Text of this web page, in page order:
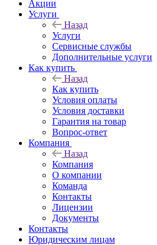
Акции
Услуги
Назад
Услуги
Сервисные службы
Дополнительные услуги
Как купить
Назад
Как купить
Условия оплаты
Условия доставки
Гарантия на товар
Вопрос-ответ
Компания
Назад
Компания
О компании
Команда
Контакты
Лицензии
Документы
Контакты
Юридическим лицам